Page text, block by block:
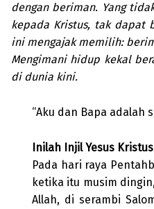
dengan beriman. Yang
kepada Kristus, tak dapat
ini mengajak memilih:
Mengimani hidup kekal
di dunia kini.
“Aku dan Bapa adalah
Inilah Injil Yesus
Pada hari raya
ketika itu musim
Allah, di serambi